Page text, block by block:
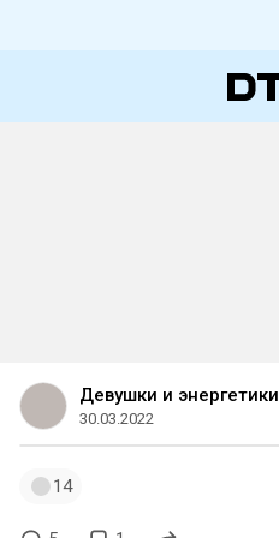
Девушки и энергетики
30.03.2022
14